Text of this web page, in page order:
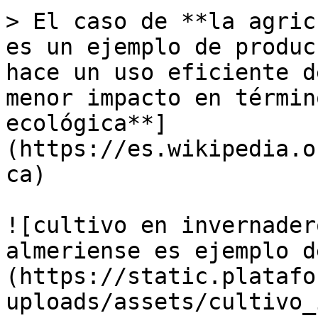
> El caso de **la
es un ejemplo de
hace un uso eficiente
menor impacto en
ecológica**]
(https://
ca)
![cultivo en
almeriense es ejemplo
(https://
uploads/assets/